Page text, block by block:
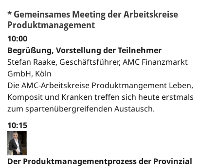
* Gemeinsames Meeting der Arbeitskreise
Produktmanagement
10:00
Begrüßung, Vorstellung der Teilnehmer
Stefan Raake, Geschäftsführer, AMC Finanzmarkt
GmbH, Köln
Die AMC-Arbeitskreise Produktmangement Leben,
Komposit und Kranken treffen sich heute erstmals
zum spartenübergreifenden Austausch.
10:15
Der Produktmanagementprozess der Provinzial